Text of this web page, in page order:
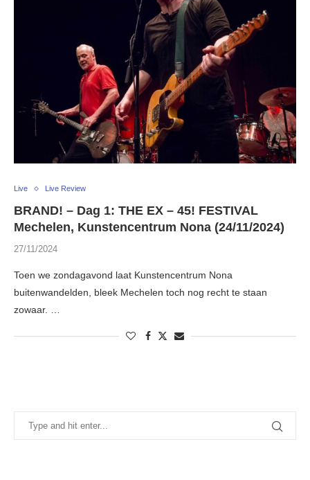
Live Live Review
BRAND! – Dag 1: THE EX – 45! FESTIVAL
Mechelen, Kunstencentrum Nona (24/11/2024)
27/11/2024
Toen we zondagavond laat Kunstencentrum Nona
buitenwandelden, bleek Mechelen toch nog recht te staan
zowaar. …